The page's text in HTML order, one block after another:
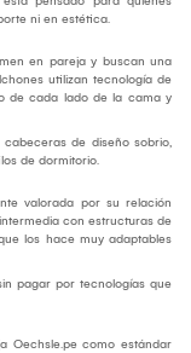
ni en estética.
en pareja y buscan una
utilizan tecnología de
de cada lado de la cama y
de diseño sobrio,
de dormitorio.
valorada por su relación
con estructuras de
los hace muy adaptables
pagar por tecnologías que
Oechsle.pe como estándar